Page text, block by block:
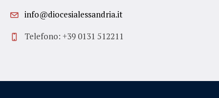
info@diocesialessandria.it
Telefono: +39 0131 512211